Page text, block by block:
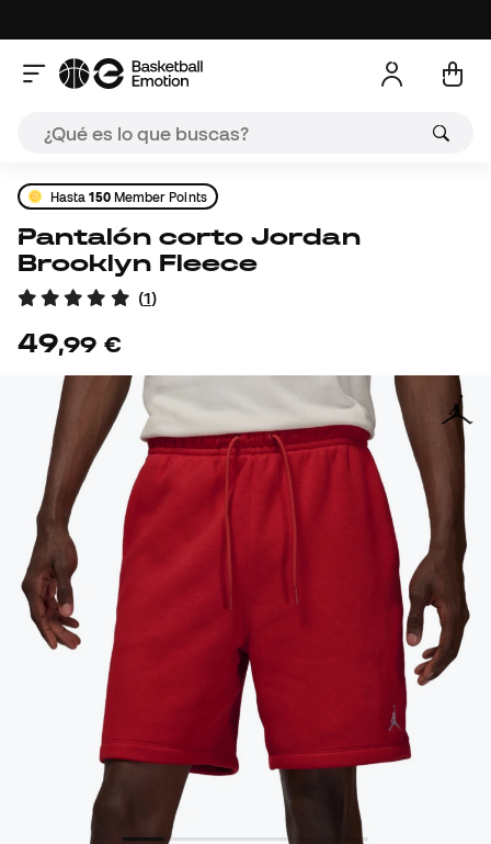
Hasta150Member Points
Pantalón corto Jordan
Brooklyn Fleece
(1)
49,99 €